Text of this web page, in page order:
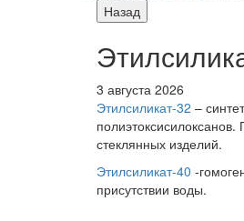
Назад
3 августа 2026
Этилсиликат-32 –
стеклянных изделий.
Этилсиликат-40 -
присутствии воды.